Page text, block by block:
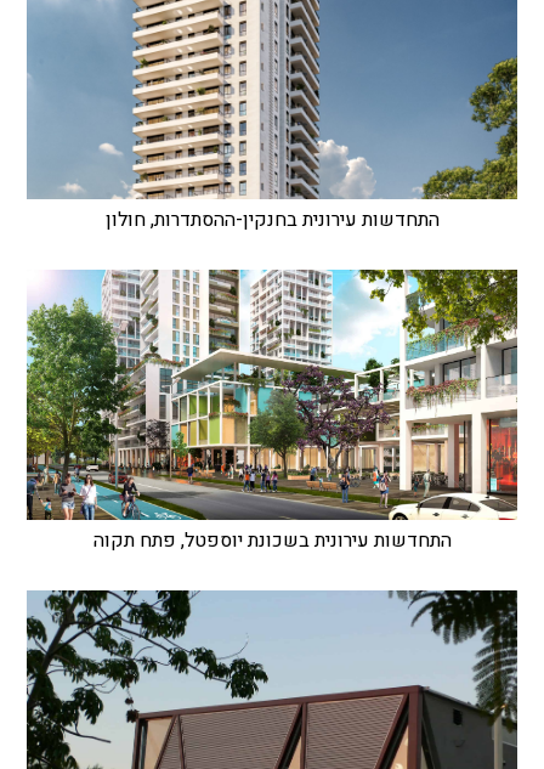
התחדשות עירונית בחנקין-ההסתדרות, חולון
התחדשות עירונית בשכונת יוספטל, פתח תקוה